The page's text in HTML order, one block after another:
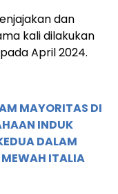
dan
kali dilakukan
April 2024.
MAYORITAS DI
INDUK
DALAM
ITALIA